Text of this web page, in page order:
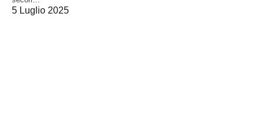
5 Luglio 2025